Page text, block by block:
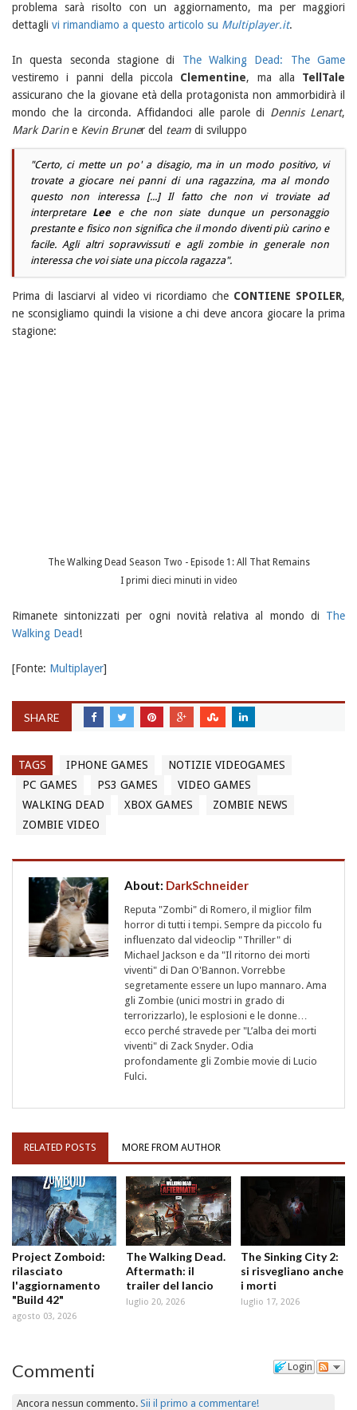
problema sarà risolto con un aggiornamento, ma per maggiori
dettagli vi rimandiamo a questo articolo su Multiplayer.it.
In questa seconda stagione di The Walking Dead: The Game
vestiremo i panni della piccola Clementine, ma alla TellTale
assicurano che la giovane età della protagonista non ammorbidirà il
mondo che la circonda. Affidandoci alle parole di Dennis Lenart,
Mark Darine Kevin Bruner del team di sviluppo
"Certo, ci mette un po' a disagio, ma in un modo positivo, vi
trovate a giocare nei panni di una ragazzina, ma al mondo
questo non interessa [...] Il fatto che non vi troviate ad
interpretare Lee e che non siate dunque un personaggio
prestante e fisico non significa che il mondo diventi più carino e
facile. Agli altri sopravvissuti e agli zombie in generale non
interessa che voi siate una piccola ragazza".
Prima di lasciarvi al video vi ricordiamo che CONTIENE SPOILER,
ne sconsigliamo quindi la visione a chi deve ancora giocare la prima
stagione:
The Walking Dead Season Two - Episode 1: All That Remains
I primi dieci minuti in video
Rimanete sintonizzati per ogni novità relativa al mondo di The
Walking Dead!
[Fonte: Multiplayer]
SHARE
TAGS IPHONE GAMES
NOTIZIE VIDEOGAMES
PC GAMES
PS3 GAMES
VIDEO GAMES
WALKING DEAD
XBOX GAMES
ZOMBIE NEWS
ZOMBIE VIDEO
About: DarkSchneider
Reputa "Zombi" di Romero, il miglior film
horror di tutti i tempi. Sempre da piccolo fu
influenzato dal videoclip "Thriller" di
Michael Jackson e da "Il ritorno dei morti
viventi" di Dan O'Bannon. Vorrebbe
segretamente essere un lupo mannaro. Ama
gli Zombie (unici mostri in grado di
terrorizzarlo), le esplosioni e le donne…
ecco perché stravede per "L’alba dei morti
viventi" di Zack Snyder. Odia
profondamente gli Zombie movie di Lucio
Fulci.
RELATED POSTS MORE FROM AUTHOR
Project Zomboid:
rilasciato
l'aggiornamento
"Build 42"
agosto 03, 2026
The Walking Dead.
Aftermath: il
trailer del lancio
luglio 20, 2026
The Sinking City 2:
si risvegliano anche
i morti
luglio 17, 2026
Login
Commenti
Ancora nessun commento.Sii il primo a commentare!